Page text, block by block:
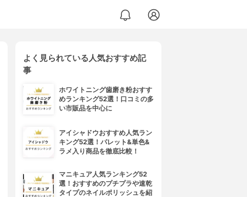
よく見られている人気おすすめ記
事
ホワイトニング歯磨き粉おすす
めランキング52選！口コミの多
い市販品を中心に
アイシャドウおすすめ人気ラン
キング52選！パレット&単色&
ラメ入り商品を徹底比較！
マニキュア人気ランキング52
選！おすすめのプチプラや速乾
タイプのネイルポリッシュを紹